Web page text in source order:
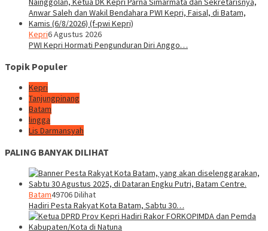
Kepri6 Agustus 2026
PWI Kepri Hormati Pengunduran Diri Anggo…
Topik Populer
Kepri
Tanjungpinang
Batam
lingga
Lis Darmansyah
PALING BANYAK DILIHAT
Batam49706 Dilihat
Hadiri Pesta Rakyat Kota Batam, Sabtu 30…